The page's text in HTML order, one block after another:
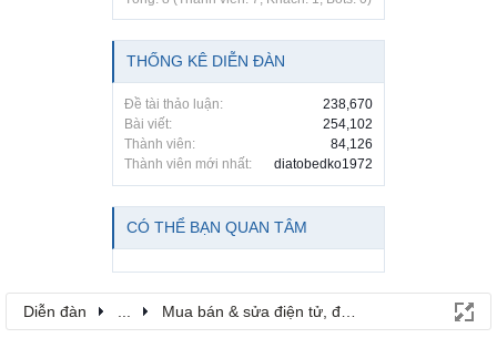
THỐNG KÊ DIỄN ĐÀN
Đề tài thảo luận:
238,670
Bài viết:
254,102
Thành viên:
84,126
Thành viên mới nhất:
diatobedko1972
CÓ THỂ BẠN QUAN TÂM
Diễn đàn ... Mua bán & sửa điện tử, điện lạnh